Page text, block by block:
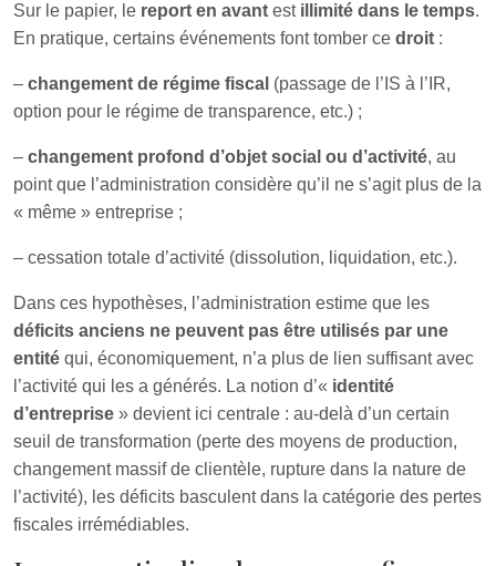
Sur le papier, le report en avant est illimité dans le temps.
En pratique, certains événements font tomber ce droit :
– changement de régime fiscal (passage de l’IS à l’IR,
option pour le régime de transparence, etc.) ;
– changement profond d’objet social ou d’activité, au
point que l’administration considère qu’il ne s’agit plus de la
« même » entreprise ;
– cessation totale d’activité (dissolution, liquidation, etc.).
Dans ces hypothèses, l’administration estime que les
déficits anciens ne peuvent pas être utilisés par une
entité qui, économiquement, n’a plus de lien suffisant avec
l’activité qui les a générés. La notion d’« identité
d’entreprise » devient ici centrale : au‑delà d’un certain
seuil de transformation (perte des moyens de production,
changement massif de clientèle, rupture dans la nature de
l’activité), les déficits basculent dans la catégorie des pertes
fiscales irrémédiables.